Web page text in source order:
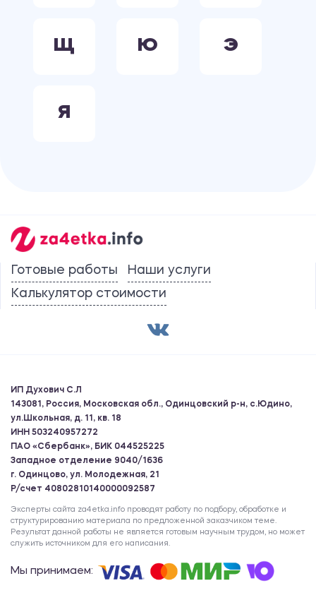
Щ Ю Э
Я
Готовые работы
Наши услуги
Калькулятор стоимости
ИП Духович С.Л
143081, Россия, Московская обл., Одинцовский р-н, с.Юдино,
ул.Школьная, д. 11, кв. 18
ИНН 503240957272
ПАО «Сбербанк», БИК 044525225
Западное отделение 9040/1636
г. Одинцово, ул. Молодежная, 21
Р/счет 40802810140000092587
Эксперты сайта za4etka.info проводят работу по подбору, обработке и
структурированию материала по предложенной заказчиком теме.
Результат данной работы не является готовым научным трудом, но может
служить источником для его написания.
Мы принимаем: